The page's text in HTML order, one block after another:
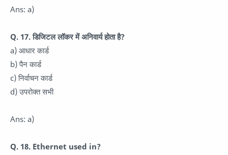
Ans: a)
Q. 17. डिजिटल लॉकर में अनिवार्य होता है?
a) आधार कार्ड
b) पैन कार्ड
c) निर्वाचन कार्ड
d) उपरोक्त सभी
Ans: a)
Q. 18. Ethernet used in?